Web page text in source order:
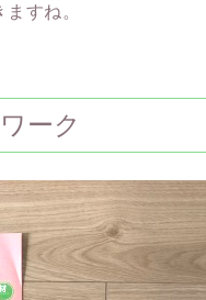
すね。
ーク